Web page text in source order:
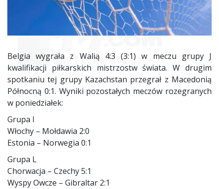
Belgia wygrała z Walią 4:3 (3:1) w meczu grupy J
kwalifikacji piłkarskich mistrzostw świata. W drugim
spotkaniu tej grupy Kazachstan przegrał z Macedonią
Północną 0:1. Wyniki pozostałych meczów rozegranych
w poniedziałek:
Grupa I
Włochy – Mołdawia 2:0
Estonia – Norwegia 0:1
Grupa L
Chorwacja – Czechy 5:1
Wyspy Owcze – Gibraltar 2:1